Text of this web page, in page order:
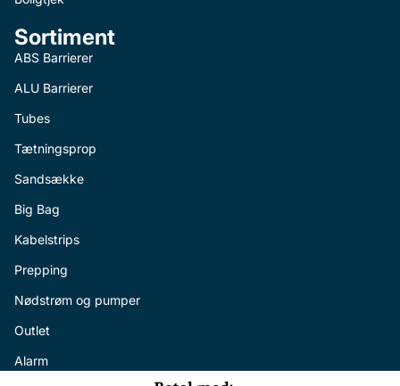
Sortiment
ABS Barrierer
ALU Barrierer
Tubes
Tætningsprop
Sandsække
Big Bag
Kabelstrips
Prepping
Nødstrøm og pumper
Outlet
Alarm
Politik om beskyttelse af persondata